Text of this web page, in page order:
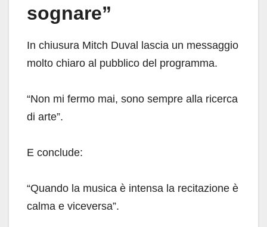
sognare”
In chiusura Mitch Duval lascia un messaggio
molto chiaro al pubblico del programma.
“Non mi fermo mai, sono sempre alla ricerca
di arte”.
E conclude:
“Quando la musica è intensa la recitazione è
calma e viceversa”.